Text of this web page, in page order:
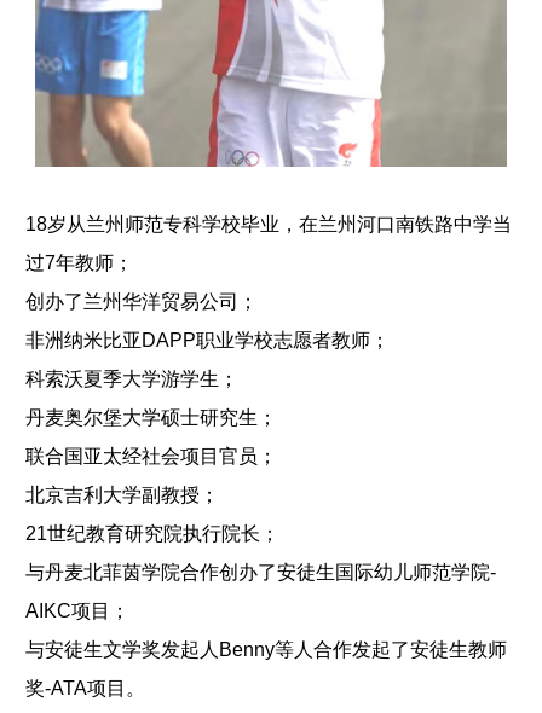
18岁从兰州师范专科学校毕业，在兰州河口南铁路中学当
过7年教师；
创办了兰州华洋贸易公司；
非洲纳米比亚DAPP职业学校志愿者教师；
科索沃夏季大学游学生；
丹麦奥尔堡大学硕士研究生；
联合国亚太经社会项目官员；
北京吉利大学副教授；
21世纪教育研究院执行院长；
与丹麦北菲茵学院合作创办了安徒生国际幼儿师范学院-
AIKC项目；
与安徒生文学奖发起人Benny等人合作发起了安徒生教师
奖-ATA项目。